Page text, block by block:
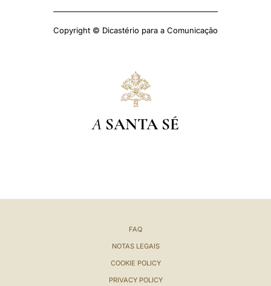
Copyright © Dicastério para a Comunicação
A SANTA SÉ
FAQ
NOTAS LEGAIS
COOKIE POLICY
PRIVACY POLICY